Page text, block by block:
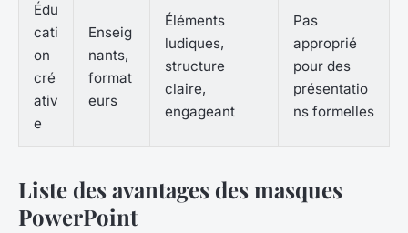
Édu
cati
on
cré
ativ
e
Enseig
nants,
format
eurs
Éléments
ludiques,
structure
claire,
engageant
Pas
approprié
pour des
présentatio
ns formelles
Liste des avantages des masques
PowerPoint